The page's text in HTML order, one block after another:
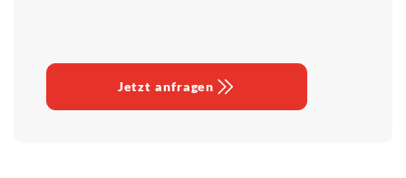
Jetzt anfragen